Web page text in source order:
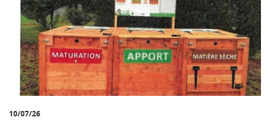
10/07/26